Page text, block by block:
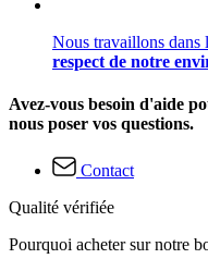
Nous travaillons dans
respect de notre
Avez-vous besoin d'aide
nous poser vos questions.
Contact
Qualité vérifiée
Pourquoi acheter sur notre